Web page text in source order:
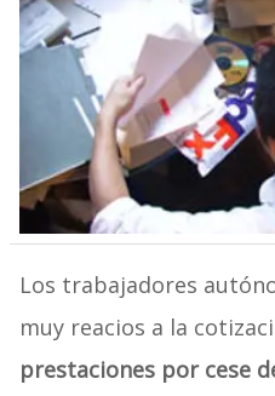
Los trabajadores
muy reacios a la
prestaciones por cese